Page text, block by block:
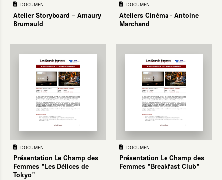
DOCUMENT
Atelier Storyboard – Amaury
Brumauld
DOCUMENT
Ateliers Cinéma - Antoine
Marchand
DOCUMENT
Présentation Le Champ des
Femmes "Les Délices de
Tokyo"
DOCUMENT
Présentation Le Champ des
Femmes "Breakfast Club"